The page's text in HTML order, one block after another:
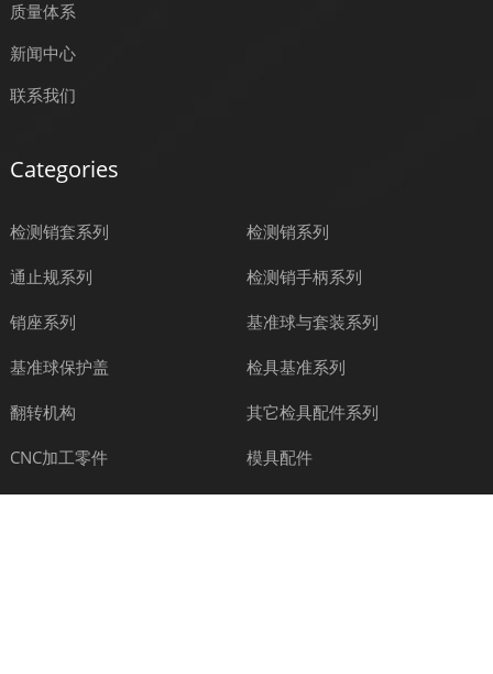
质量体系
新闻中心
联系我们
Categories
检测销套系列 检测销系列
通止规系列 检测销手柄系列
销座系列 基准球与套装系列
基准球保护盖 检具基准系列
翻转机构 其它检具配件系列
CNC加工零件 模具配件